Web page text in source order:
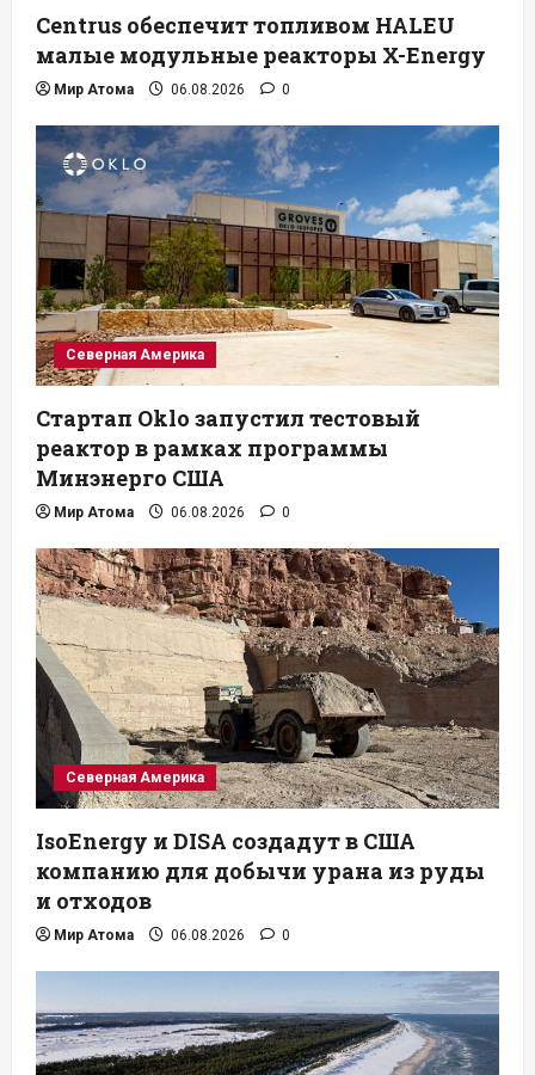
Centrus обеспечит топливом HALEU
малые модульные реакторы X-Energy
Мир Атома 06.08.2026 0
Северная Америка
Стартап Oklo запустил тестовый
реактор в рамках программы
Минэнерго США
Мир Атома 06.08.2026 0
Северная Америка
IsoEnergy и DISA создадут в США
компанию для добычи урана из руды
и отходов
Мир Атома 06.08.2026 0